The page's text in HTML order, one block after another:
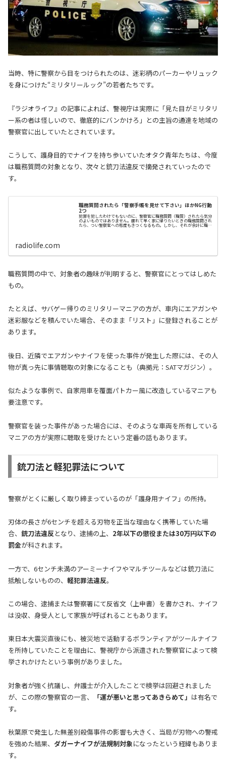
当時、特に警察から目をつけられたのは、迷彩柄のパーカーやリュック
を身につけた“ミリタリールック”の若者たちです。
『ラジオライフ』の記事によれば、警視庁は実際に「見た目がミリタリ
ー系の者は怪しいので、徹底的にバンかけろ」との主旨の通達を地域の
警察官に出していたとされています。
こうして、護身目的でナイフを持ち歩いていたオタク青年たちは、今度
は職務質問の対象となり、次々と銃刀法違反で摘発されていったので
す。
職務質問されたら「警察手帳を見せて下さい」ほかNG行動
2つ
犯罪を犯したわけでもないのに、警察官に職務質問（職質）されたら気分
のよいものではありません。疲れて早く家に帰りたいときの職務質問され
たら、つい警察官への態度もきつくなるもの。しかし、それが余計に職務
radiolife.com
職務質問の中で、対象者の趣味が判明すると、警察官にとってはしめた
もの。
たとえば、サバゲー帰りのミリタリーマニアの方が、車内にエアガンや
迷彩服などを積んでいた場合、そのまま「リスト」に登録されることが
あります。
後日、近隣でエアガンやナイフを使った事件が発生した際には、その人
物が真っ先に事情聴取の対象になることも（典拠元：SATマガジン）。
似たような事例で、自家用車を覆面パトカー風に改造しているマニアも
要注意です。
警察官を装った事件があった場合には、そのような車両を所有している
マニアの方が実際に聴取を受けたという定番の話もあります。
銃刀法と軽犯罪法について
警察がとくに厳しく取り締まっているのが「護身用ナイフ」の所持。
刃体の長さが6センチを超える刃物を正当な理由なく携帯していた場
合、 銃刀法違反となり、逮捕の上、 2年以下の懲役または30万円以下の
罰金が科されます。
一方で、6センチ未満のアーミーナイフやマルチツールなどは銃刀法に
抵触しないものの、 軽犯罪法違反。
この場合、逮捕または警察署にて反省文（上申書）を書かされ、ナイフ
は没収、身受人として家族が呼ばれることもあります。
東日本大震災直後にも、被災地で活動するボランティアがツールナイフ
を所持していたことを理由に、警視庁から派遣された警察官によって検
挙されかけたという事例がありました。
対象者が強く抗議し、弁護士が介入したことで検挙は回避されました
が、この際の警察官の一言、
「運が悪いと思ってあきらめて」 は有名で
す。
秋葉原で発生した無差別殺傷事件の影響も大きく、当局が刃物への警戒
を強めた結果、 ダガーナイフが法規制対象になったという経緯もありま
す。